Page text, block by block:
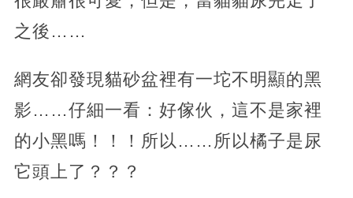
之後……
網友卻發現貓砂盆裡有一坨不明顯的黑
影……仔細一看：好傢伙，這不是家裡
的小黑嗎！！！所以……所以橘子是尿
它頭上了？？？